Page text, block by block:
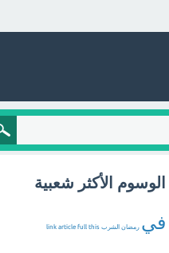
الوسوم الأكثر شعبية
في رمضان الشرب link article full this